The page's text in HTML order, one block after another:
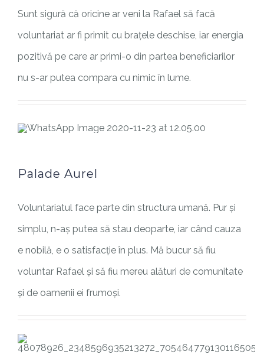
Sunt sigură că oricine ar veni la Rafael să facă
voluntariat ar fi primit cu brațele deschise, iar energia
pozitivă pe care ar primi-o din partea beneficiarilor
nu s-ar putea compara cu nimic în lume.
Palade Aurel
Voluntariatul face parte din structura umană. Pur și
simplu, n-aș putea să stau deoparte, iar când cauza
e nobilă, e o satisfacție în plus. Mă bucur să fiu
voluntar Rafael și să fiu mereu alături de comunitate
și de oamenii ei frumoși.